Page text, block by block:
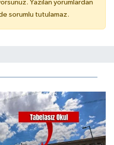
Yazılan yorumlardan
sorumlu tutulamaz.